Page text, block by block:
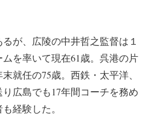
が、広陵の中井哲之監督は１
を率いて現在61歳。呉港の片
就任の75歳。西鉄・太平洋、
広島でも17年間コーチを務め
経験した。